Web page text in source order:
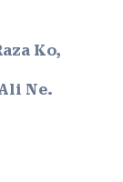
Ko,
Ne.